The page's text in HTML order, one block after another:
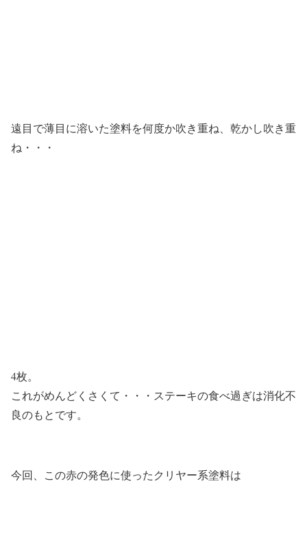
遠目で薄目に溶いた塗料を何度か吹き重ね、乾かし吹き重
ね・・・
4枚。
これがめんどくさくて・・・ステーキの食べ過ぎは消化不
良のもとです。
今回、この赤の発色に使ったクリヤー系塗料は